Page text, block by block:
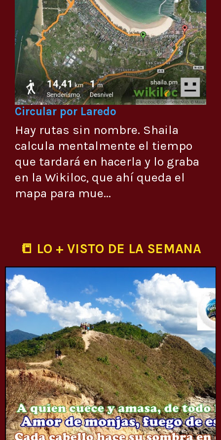
Circular por Laredo
Hay rutas sin nombre. Shaila
calcula mentalmente el tiempo
que tardará en hacerla y lo graba
en la Wikiloc, que ahí queda el
mapa para mue...
📒 LO + VISTO DE LA SEMANA